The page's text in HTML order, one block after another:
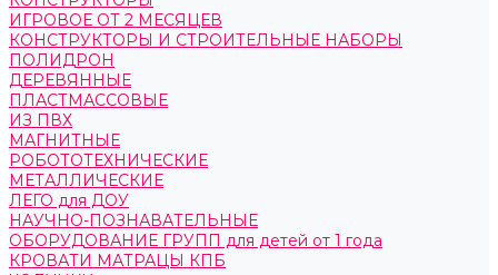
ИГРОВОЕ ОТ 2 МЕСЯЦЕВ
КОНСТРУКТОРЫ И СТРОИТЕЛЬНЫЕ НАБОРЫ
ПОЛИДРОН
ДЕРЕВЯННЫЕ
ПЛАСТМАССОВЫЕ
ИЗ ПВХ
МАГНИТНЫЕ
РОБОТОТЕХНИЧЕСКИЕ
МЕТАЛЛИЧЕСКИЕ
ЛЕГО для ДОУ
НАУЧНО-ПОЗНАВАТЕЛЬНЫЕ
ОБОРУДОВАНИЕ ГРУПП для детей от 1 года
КРОВАТИ МАТРАЦЫ КПБ